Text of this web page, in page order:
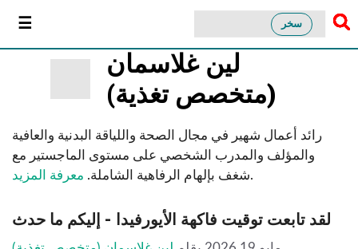
سخر
لين غلاسمان
(متخصص تغذية)
رائد أعمال شهير في مجال الصحة واللياقة البدنية والعافية
والمؤلف والمدرب الشخصي على مستوى الماجستير مع
شغف بإلهام الرفاهية الشاملة. معرفة المزيد .
لقد تابعت توقيت فاكهة الأيورفيدا - إليكم ما حدث